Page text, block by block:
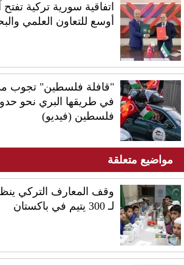
اتفاقية سورية تركية تفتح
أوسع للتعاون العلمي
"قافلة فلسطين" تجوب
في طريقها البري نحو
فلسطين (فيديو)
مواضيع متعلقة
وقف المعارف التركي
لـ 300 يتيم في باكستان